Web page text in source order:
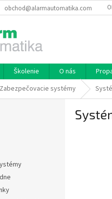
obchod@alarmautomatika.com
Školenie O nás
Zabezpečovacie systémy